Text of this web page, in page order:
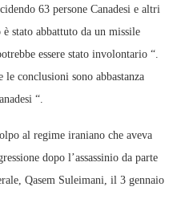
63 persone Canadesi e altri
stato abbattuto da un missile
essere stato involontario “.
conclusioni sono abbastanza
“.
al regime iraniano che aveva
dopo l’assassinio da parte
Qasem Suleimani, il 3 gennaio